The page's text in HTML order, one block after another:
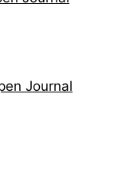
Journal